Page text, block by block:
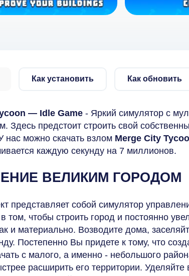
Как установить Как обновить
— Idle Game - Яркий симулятор с
Здесь предстоит строить свой
нас можно скачать взлом Merge City
каждую секунду на 7 миллионов.
ВЕЛИКИМ ГОРОДОМ
представляет собой симулятор
том, чтобы строить город и постоянно
и материально. Возводите дома,
Постепенно Вы придете к тому, что
с малого, а именно - небольшого
расширить его территории.